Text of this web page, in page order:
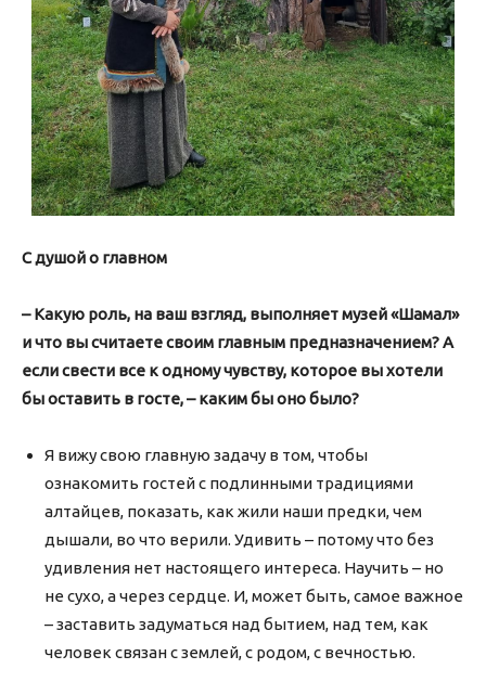
С душой о главном
– Какую роль, на ваш взгляд, выполняет музей «Шамал»
и что вы считаете своим главным предназначением? А
если свести все к одному чувству, которое вы хотели
бы оставить в госте, – каким бы оно было?
Я вижу свою главную задачу в том, чтобы
ознакомить гостей с подлинными традициями
алтайцев, показать, как жили наши предки, чем
дышали, во что верили. Удивить – потому что без
удивления нет настоящего интереса. Научить – но
не сухо, а через сердце. И, может быть, самое важное
– заставить задуматься над бытием, над тем, как
человек связан с землей, с родом, с вечностью.